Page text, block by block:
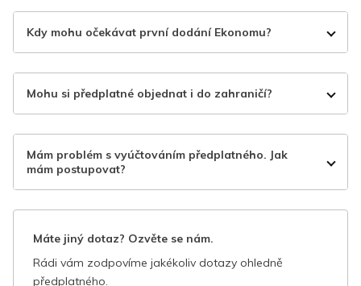
Kdy mohu očekávat první dodání Ekonomu?
Mohu si předplatné objednat i do zahraničí?
Mám problém s vyúčtováním předplatného. Jak
mám postupovat?
Máte jiný dotaz? Ozvěte se nám.
Rádi vám zodpovíme jakékoliv dotazy ohledně
předplatného.